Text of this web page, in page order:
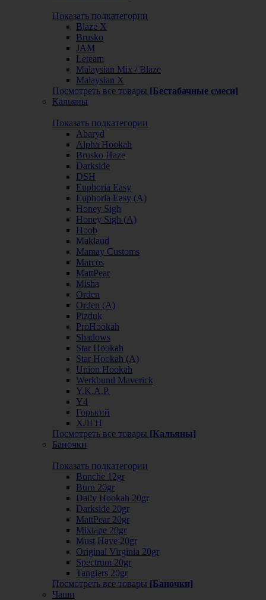
Показать подкатегории
Blaze X
Brusko
JAM
Leteam
Malaysian Mix / Blaze
Malaysian X
Посмотреть все товары [Бестабачные смеси]
Кальяны
Показать подкатегории
Abaryd
Alpha Hookah
Brusko Haze
Darkside
DSH
Euphoria Easy
Euphoria Easy (А)
Honey Sigh
Honey Sigh (А)
Hoob
Maklaud
Mamay Customs
Marcos
MattPear
Misha
Orden
Orden (А)
Pizduk
ProHookah
Shadows
Star Hookah
Star Hookah (А)
Union Hookah
Werkbund Maverick
Y.K.A.P.
Y4
Горький
ХЛГН
Посмотреть все товары [Кальяны]
Баночки
Показать подкатегории
Bonche 12gr
Burn 20gr
Daily Hookah 20gr
Darkside 20gr
MattPear 20gr
Mixtape 20gr
Must Have 20gr
Original Virginia 20gr
Spectrum 20gr
Tangiers 20gr
Посмотреть все товары [Баночки]
Чаши